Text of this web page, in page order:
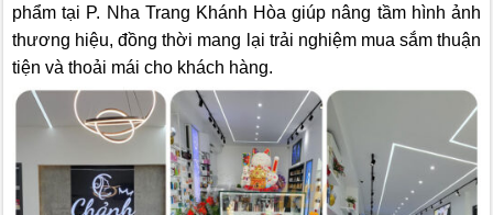
phẩm tại P. Nha Trang Khánh Hòa giúp nâng tầm hình ảnh
thương hiệu, đồng thời mang lại trải nghiệm mua sắm thuận
tiện và thoải mái cho khách hàng.